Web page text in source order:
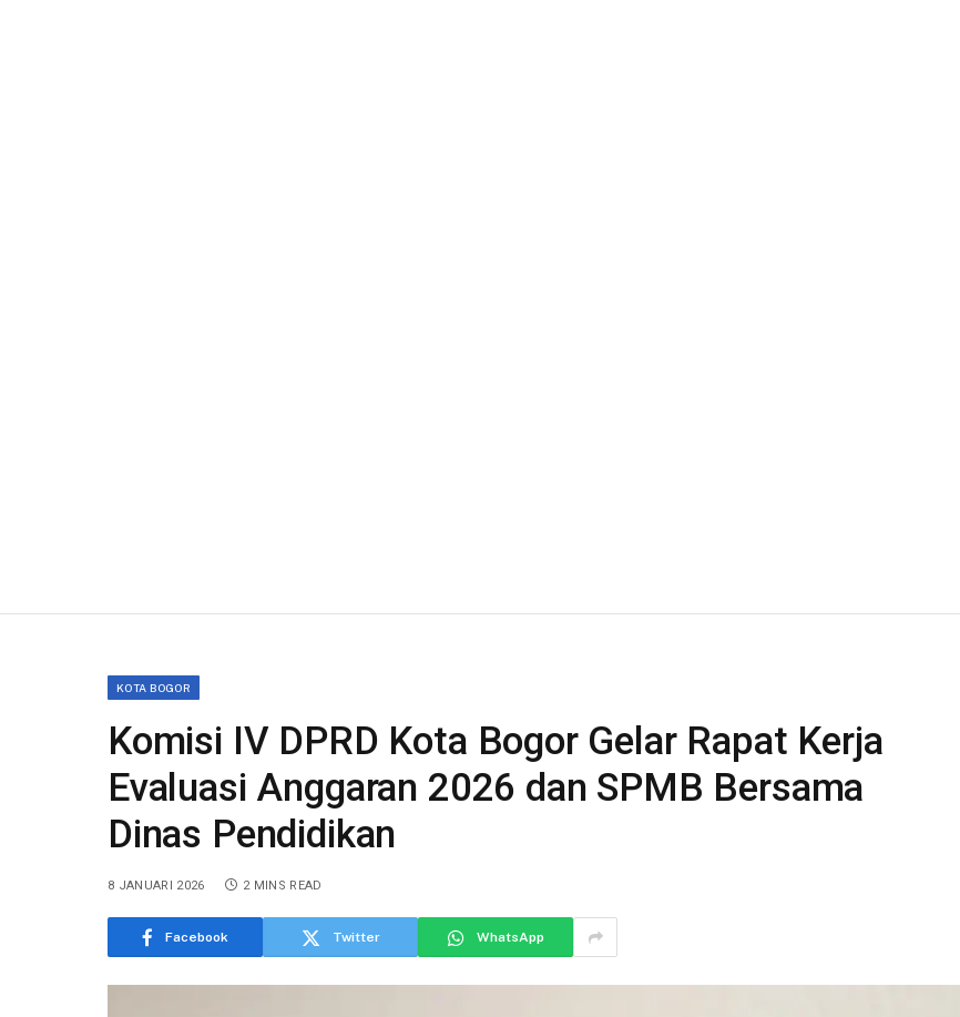
KOTA BOGOR
Komisi IV DPRD Kota Bogor Gelar Rapat Kerja
Evaluasi Anggaran 2026 dan SPMB Bersama
Dinas Pendidikan
8 JANUARI 2026 2 MINS READ
Facebook Twitter WhatsApp